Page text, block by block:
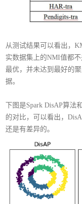
从测试结果可以看出，
实数据集上的NMI值都
最优，并未达到最好的
据。
下图是Spark DisAP算法
的对比，可以看出，
还是有差异的。